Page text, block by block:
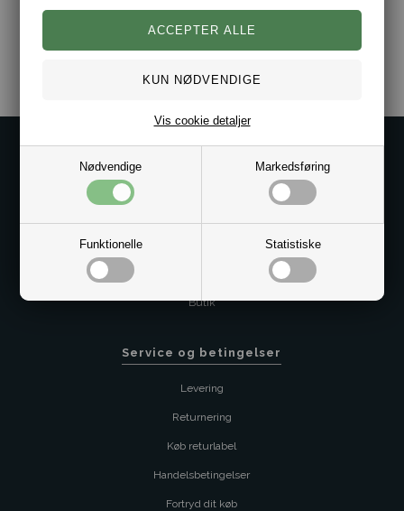
Nødvendige Markedsføring
Funktionelle Statistiske
Vis cookie detaljer
CVR 33496362 Thol Aps
Butik
Service og betingelser
Levering
Returnering
Køb returlabel
Handelsbetingelser
Fortryd dit køb